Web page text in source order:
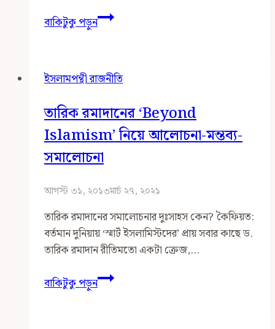
বাকিটুকু পড়ুনগণতান্ত্রিক
সিস্টেমে
কৌশল
হওয়া
উচিত?
ইসলামপন্থী রাজনীতি
তারিক রমাদানের ‘Beyond
Islamism’ নিয়ে আলোচনা-মন্তব্য-
সমালোচনা
আগস্ট ৩১, ২০১৩মার্চ ২৭, ২০২১
তারিক রমাদানের সমালোচনার দুঃসাহস কেন? কৈফিয়ত:
বর্তমান দুনিয়ায় ‘স্মার্ট ইসলামিস্টদের’ প্রায় সবার কাছে ড.
তারিক রমাদান রীতিমতো একটা ক্রেজ,…
বাকিটুকু পড়ুনতারিক
রমাদানের